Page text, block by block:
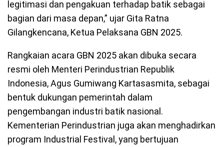
legitimasi dan pengakuan terhadap batik sebagai
bagian dari masa depan,” ujar Gita Ratna
Gilangkencana, Ketua Pelaksana GBN 2025.
Rangkaian acara GBN 2025 akan dibuka secara
resmi oleh Menteri Perindustrian Republik
Indonesia, Agus Gumiwang Kartasasmita, sebagai
bentuk dukungan pemerintah dalam
pengembangan industri batik nasional.
Kementerian Perindustrian juga akan menghadirkan
program Industrial Festival, yang bertujuan